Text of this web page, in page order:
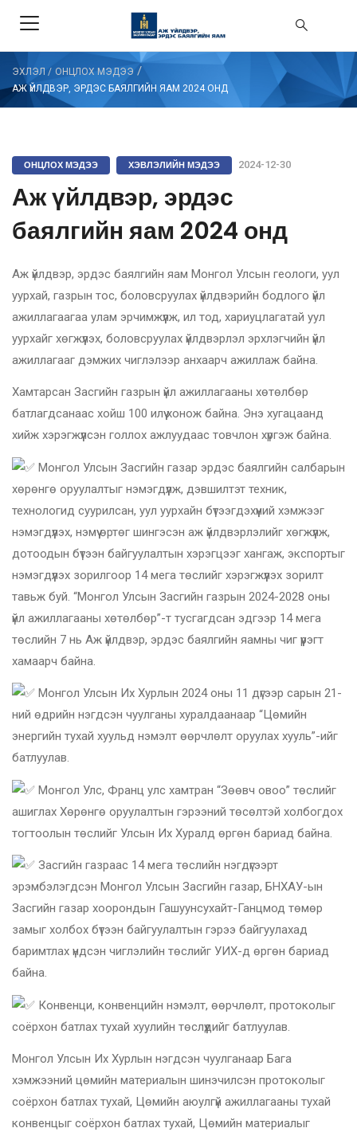
ЭХЛЭЛ / ОНЦЛОХ МЭДЭЭ /
АЖ ҮЙЛДВЭР, ЭРДЭС БАЯЛГИЙН ЯАМ 2024 ОНД
ОНЦЛОХ МЭДЭЭ ХЭВЛЭЛИЙН МЭДЭЭ 2024-12-30
Аж үйлдвэр, эрдэс
баялгийн яам 2024 онд
Аж үйлдвэр, эрдэс баялгийн яам Монгол Улсын геологи, уул
уурхай, газрын тос, боловсруулах үйлдвэрийн бодлого үйл
ажиллагаагаа улам эрчимжүүлж, ил тод, хариуцлагатай уул
уурхайг хөгжүүлэх, боловсруулах үйлдвэрлэл эрхлэгчийн үйл
ажиллагааг дэмжих чиглэлээр анхаарч ажиллаж байна.
Хамтарсан Засгийн газрын үйл ажиллагааны хөтөлбөр
батлагдсанаас хойш 100 илүү хонож байна. Энэ хугацаанд
хийж хэрэгжүүлсэн голлох ажлуудаас товчлон хүргэж байна.
Монгол Улсын Засгийн газар эрдэс баялгийн салбарын
хөрөнгө оруулалтыг нэмэгдүүлж, дэвшилтэт техник,
технологид суурилсан, уул уурхайн бүтээгдэхүүний хэмжээг
нэмэгдүүлэх, нэмүү өртөг шингэсэн аж үйлдвэрлэлийг хөгжүүлж,
дотоодын бүтээн байгуулалтын хэрэгцээг хангаж, экспортыг
нэмэгдүүлэх зорилгоор 14 мега төслийг хэрэгжүүлэх зорилт
тавьж буй. “Монгол Улсын Засгийн газрын 2024-2028 оны
үйл ажиллагааны хөтөлбөр”-т тусгагдсан эдгээр 14 мега
төслийн 7 нь Аж үйлдвэр, эрдэс баялгийн яамны чиг үүрэгт
хамаарч байна.
Монгол Улсын Их Хурлын 2024 оны 11 дүгээр сарын 21-
ний өдрийн нэгдсэн чуулганы хуралдаанаар “Цөмийн
энергийн тухай хуульд нэмэлт өөрчлөлт оруулах хууль”-ийг
батлуулав.
Монгол Улс, Франц улс хамтран “Зөөвч овоо” төслийг
ашиглах Хөрөнгө оруулалтын гэрээний төсөлтэй холбогдох
тогтоолын төслийг Улсын Их Хуралд өргөн бариад байна.
Засгийн газраас 14 мега төслийн нэгдүгээрт
эрэмбэлэгдсэн Монгол Улсын Засгийн газар, БНХАУ-ын
Засгийн газар хоорондын Гашуунсухайт-Ганцмод төмөр
замыг холбох бүтээн байгуулалтын гэрээ байгуулахад
баримтлах үндсэн чиглэлийн төслийг УИХ-д өргөн бариад
байна.
Конвенци, конвенцийн нэмэлт, өөрчлөлт, протоколыг
соёрхон батлах тухай хуулийн төслүүдийг батлуулав.
Монгол Улсын Их Хурлын нэгдсэн чуулганаар Бага
хэмжээний цөмийн материалын шинэчилсэн протоколыг
соёрхон батлах тухай, Цөмийн аюулгүй ажиллагааны тухай
конвенцыг соёрхон батлах тухай, Цөмийн материалыг